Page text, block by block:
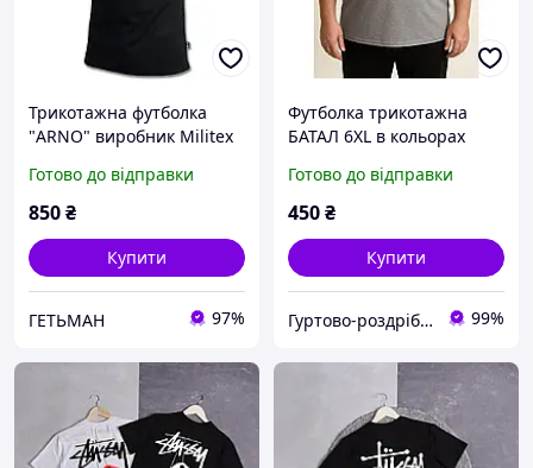
Трикотажна футболка
"ARNO" виробник Militex
Готово до відправки
850₴
Купити
ГЕТЬМАН 97%
Футболка трикотажна
БАТАЛ 6XL в кольорах
Готово до відправки
450₴
Купити
Гуртово-роздрібний магазин IZiDA 99%